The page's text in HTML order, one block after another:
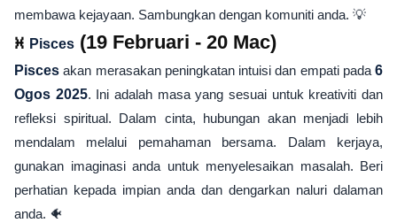
membawa kejayaan. Sambungkan dengan komuniti anda. 💡
♓ Pisces (19 Februari - 20 Mac)
Pisces akan merasakan peningkatan intuisi dan empati pada 6
Ogos 2025. Ini adalah masa yang sesuai untuk kreativiti dan
refleksi spiritual. Dalam cinta, hubungan akan menjadi lebih
mendalam melalui pemahaman bersama. Dalam kerjaya,
gunakan imaginasi anda untuk menyelesaikan masalah. Beri
perhatian kepada impian anda dan dengarkan naluri dalaman
anda. 🐠